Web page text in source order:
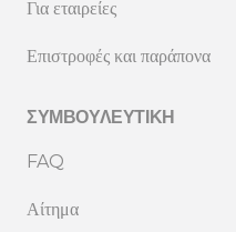
Για εταιρείες
Επιστροφές και παράπονα
ΣΥΜΒΟΥΛΕΥΤΙΚΉ
FAQ
Αίτημα